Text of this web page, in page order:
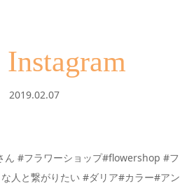
2019.02.07
ん #フラワーショップ#flowershop #フ
人と繋がりたい #ダリア#カラー#アン